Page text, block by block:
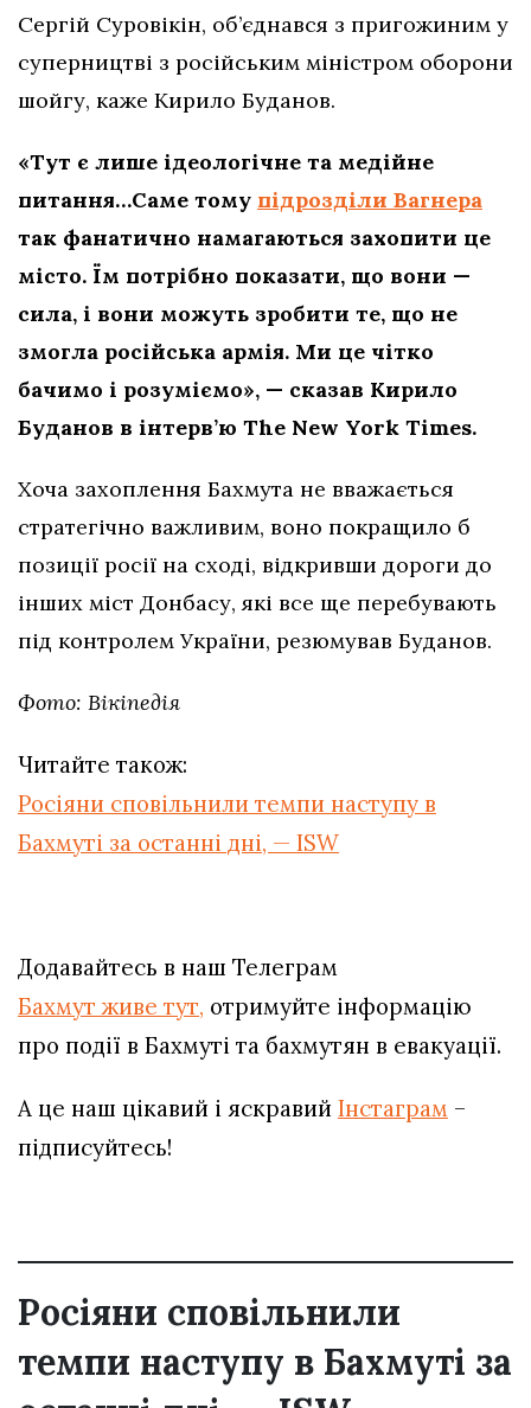
Сергій Суровікін, об’єднався з пригожиним у
суперництві з російським міністром оборони
шойгу, каже Кирило Буданов.
«Тут є лише ідеологічне та медійне
питання…Саме тому підрозділи Вагнера
так фанатично намагаються захопити це
місто. Їм потрібно показати, що вони —
сила, і вони можуть зробити те, що не
змогла російська армія. Ми це чітко
бачимо і розуміємо», — сказав Кирило
Буданов в інтерв’ю The New York Times.
Хоча захоплення Бахмута не вважається
стратегічно важливим, воно покращило б
позиції росії на сході, відкривши дороги до
інших міст Донбасу, які все ще перебувають
під контролем України, резюмував Буданов.
Фото: Вікіпедія
Читайте також:
Росіяни сповільнили темпи наступу в
Бахмуті за останні дні, — ISW
Додавайтесь в наш Телеграм
Бахмут живе тут, отримуйте інформацію
про події в Бахмуті та бахмутян в евакуації.
А це наш цікавий і яскравий Інстаграм –
підписуйтесь!
Росіяни сповільнили
темпи наступу в Бахмуті за